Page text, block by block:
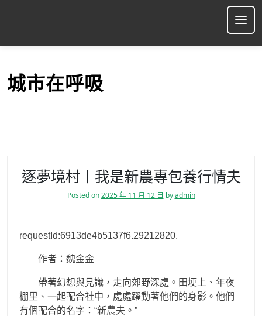
p
城市在呼吸
逐夢境村丨我是新農專包養行情夫
Posted on2025 年 11 月 12 日 byadmin
requestId:6913de4b5137f6.29212820.
作者：魏金金
帶著幻想與見識，走向郊野深處。田埂上、年夜
棚里、一起配合社中，處處躍動著他們的身影。他們
有個配合的名字：“新農夫。”